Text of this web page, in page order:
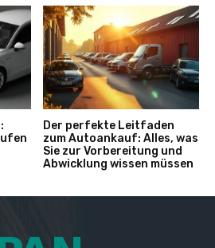
Der perfekte Leitfaden
zum Autoankauf: Alles, was
Sie zur Vorbereitung und
Abwicklung wissen müssen